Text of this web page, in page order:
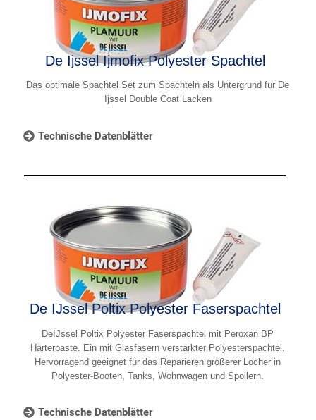
Werkzeug
MirkaNEU
De Ijssel Ijmofix Polyester Spachtel
Das optimale Spachtel Set zum Spachteln als Untergrund für De
Ijssel Double Coat Lacken
Technische Datenblätter
De IJssel Poltix Polyester Faserspachtel
DeIJssel Poltix Polyester Faserspachtel mit Peroxan BP
Härterpaste. Ein mit Glasfasern verstärkter Polyesterspachtel.
Hervorragend geeignet für das Reparieren größerer Löcher in
Polyester-Booten, Tanks, Wohnwagen und Spoilern.
Technische Datenblätter